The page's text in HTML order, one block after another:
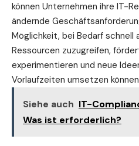
können Unternehmen ihre IT-
ändernde
Möglichkeit, bei Bedarf schnell
Ressourcen zuzugreifen,
experimentieren und neue
Vorlaufzeiten umsetzen
Siehe auch IT-
Was ist erforderlich?